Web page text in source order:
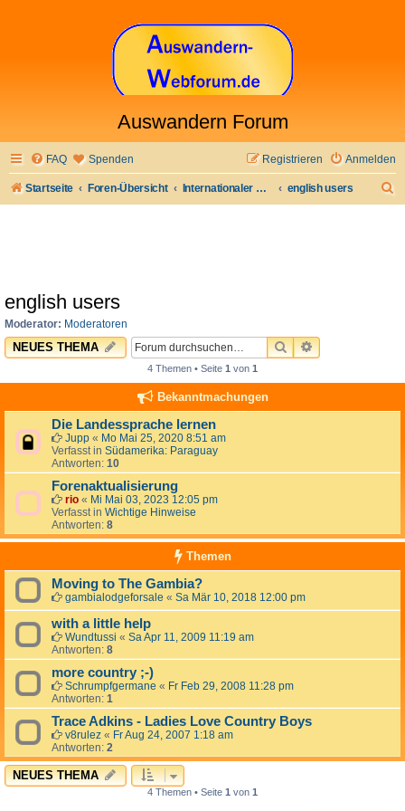
Auswandern Forum
FAQ Spenden Anmelden
Registrieren
Startseite Foren-Übersicht Internationaler Bereich english users
english users
Moderator: Moderatoren
NEUES THEMA SUCHEERWEITERTE
4 Themen • Seite 1 von 1
Bekanntmachungen
Die Landessprache lernen
Jupp « Mo Mai 25, 2020 8:51 am
Verfasst in Südamerika: Paraguay
Antworten: 10
Forenaktualisierung
rio « Mi Mai 03, 2023 12:05 pm
Verfasst in Wichtige Hinweise
Antworten: 8
Themen
Moving to The Gambia?
gambialodgeforsale « Sa Mär 10, 2018 12:00 pm
with a little help
Wundtussi « Sa Apr 11, 2009 11:19 am
Antworten: 8
more country ;-)
Schrumpfgermane « Fr Feb 29, 2008 11:28 pm
Antworten: 1
Trace Adkins - Ladies Love Country Boys
v8rulez « Fr Aug 24, 2007 1:18 am
Antworten: 2
NEUES THEMA
4 Themen • Seite 1 von 1